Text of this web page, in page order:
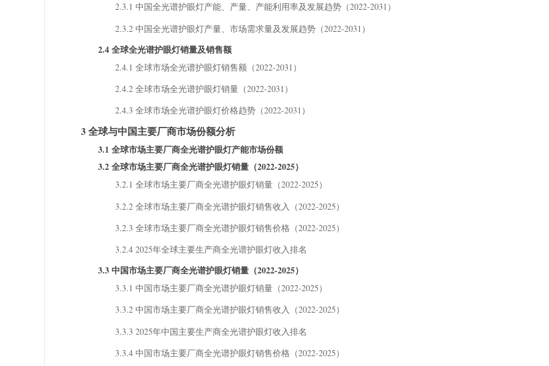
2.3.1 中国全光谱护眼灯产能、产量、产能利用率及发展趋势（2022-2031）
2.3.2 中国全光谱护眼灯产量、市场需求量及发展趋势（2022-2031）
2.4 全球全光谱护眼灯销量及销售额
2.4.1 全球市场全光谱护眼灯销售额（2022-2031）
2.4.2 全球市场全光谱护眼灯销量（2022-2031）
2.4.3 全球市场全光谱护眼灯价格趋势（2022-2031）
3 全球与中国主要厂商市场份额分析
3.1 全球市场主要厂商全光谱护眼灯产能市场份额
3.2 全球市场主要厂商全光谱护眼灯销量（2022-2025）
3.2.1 全球市场主要厂商全光谱护眼灯销量（2022-2025）
3.2.2 全球市场主要厂商全光谱护眼灯销售收入（2022-2025）
3.2.3 全球市场主要厂商全光谱护眼灯销售价格（2022-2025）
3.2.4 2025年全球主要生产商全光谱护眼灯收入排名
3.3 中国市场主要厂商全光谱护眼灯销量（2022-2025）
3.3.1 中国市场主要厂商全光谱护眼灯销量（2022-2025）
3.3.2 中国市场主要厂商全光谱护眼灯销售收入（2022-2025）
3.3.3 2025年中国主要生产商全光谱护眼灯收入排名
3.3.4 中国市场主要厂商全光谱护眼灯销售价格（2022-2025）